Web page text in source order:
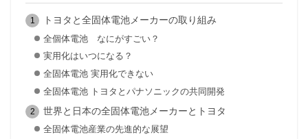
トヨタと全固体電池メーカーの取り組み
全個体電池 なにがすごい？
実用化はいつになる？
全固体電池 実用化できない
全固体電池 トヨタとパナソニックの共同開発
世界と日本の全固体電池メーカーとトヨタ
全固体電池産業の先進的な展望